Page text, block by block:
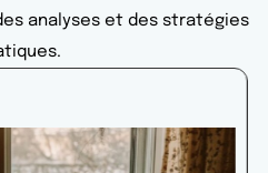
analyses et des stratégies